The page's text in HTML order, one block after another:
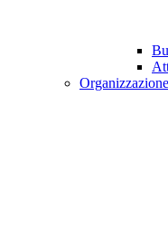
Organizzazione